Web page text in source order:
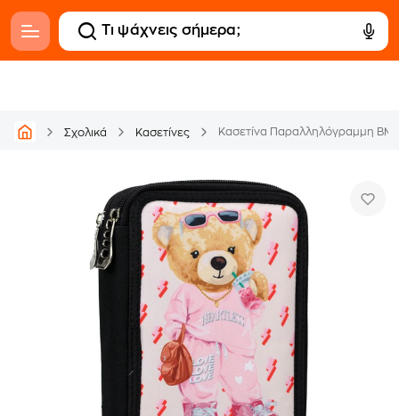
Σχολικά Κασετίνες Κασετίνα Παραλληλόγραμμη